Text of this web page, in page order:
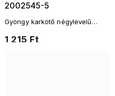
2002545-5
1 215 Ft
Gyöngy karkötő négylevelű